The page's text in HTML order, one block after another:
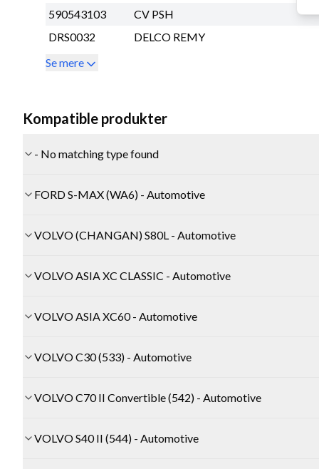
590543103
CV PSH
DRS0032
DELCO REMY
Se mere
Kompatible produkter
- No matching type found
FORD S-MAX (WA6) - Automotive
VOLVO (CHANGAN) S80L - Automotive
VOLVO ASIA XC CLASSIC - Automotive
VOLVO ASIA XC60 - Automotive
VOLVO C30 (533) - Automotive
VOLVO C70 II Convertible (542) - Automotive
VOLVO S40 II (544) - Automotive